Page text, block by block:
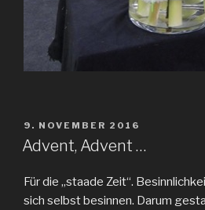
VERÖFFENTLICHT
AM
9. NOVEMBER 2016
Advent, Advent …
Für die „staade Zeit“.
sich selbst besinnen. Darum